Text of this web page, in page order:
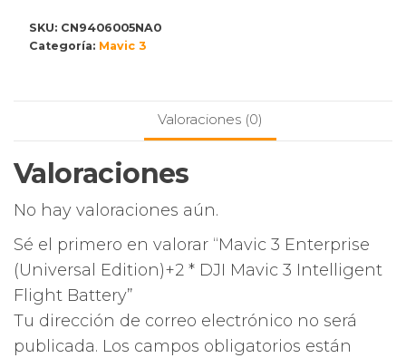
*
DJI
Battery
cantidad
SKU: CN9406005NA0
Categoría: Mavic 3
Valoraciones (0)
Valoraciones
No hay valoraciones aún.
Sé el primero en valorar “Mavic 3 Enterprise
(Universal Edition)+2 * DJI Mavic 3 Intelligent
Flight Battery”
Tu dirección de correo electrónico no será
publicada. Los campos obligatorios están